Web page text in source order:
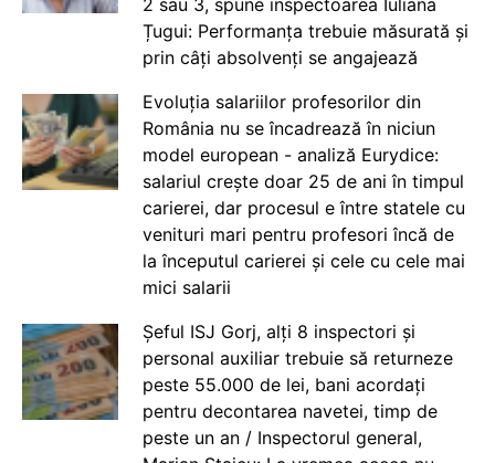
Țugui: Performanța trebuie măsurată și
prin câți absolvenți se angajează
Evoluția salariilor profesorilor din
România nu se încadrează în niciun
model european - analiză Eurydice:
salariul crește doar 25 de ani în timpul
carierei, dar procesul e între statele cu
venituri mari pentru profesori încă de
la începutul carierei și cele cu cele mai
mici salarii
Șeful ISJ Gorj, alți 8 inspectori și
personal auxiliar trebuie să returneze
peste 55.000 de lei, bani acordați
pentru decontarea navetei, timp de
peste un an / Inspectorul general,